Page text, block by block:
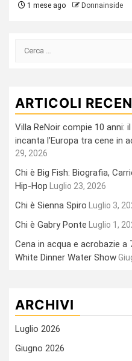
1 mese ago Donnainside
Ricerca
ARTICOLI
Villa ReNoir compie 10 anni:
incanta l’Europa tra cene in
29, 2026
Chi è Big Fish: Biografia,
Hip-Hop Luglio 23, 2026
Chi è Sienna Spiro Luglio 3,
Chi è Gabry Ponte Luglio 1,
Cena in acqua e acrobazie a
White Dinner Water Show
ARCHIVI
Luglio 2026
Giugno 2026